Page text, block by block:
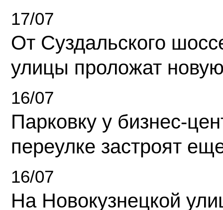
17/07
От Суздальского
улицы проложат
16/07
Парковку у бизнес-
переулке застроят
16/07
На Новокузнецкой